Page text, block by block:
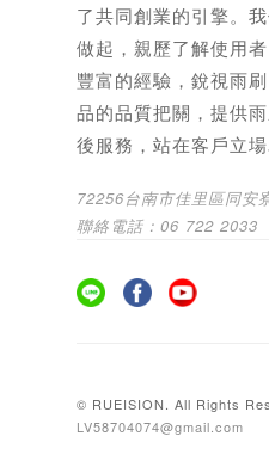
了共同創業的引擎。
做起，親歷了解使用
豐富的經驗，銳視雨
品的品質把關，提供
後服務，站在客戶立場
72256台南市佳里區同安
聯絡電話：06 722 2033
© RUEISION. All Rights
LV58704074@gmail.com